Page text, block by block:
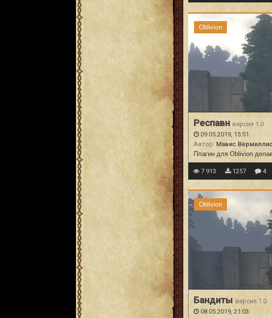
Oblivion
Респавн версия 1.0
09.05.2019, 15:51
Автор: Мавис
Плагин для Oblivion
7 913 1257 4
Oblivion
Бандиты версия 1.0
08.05.2019, 21:03